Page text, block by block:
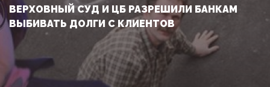
ВЕРХОВНЫЙ СУД И ЦБ РАЗРЕШИЛИ БАНКАМ
ВЫБИВАТЬ ДОЛГИ С КЛИЕНТОВ